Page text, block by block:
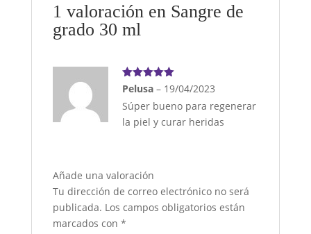
1 valoración en Sangre de
grado 30 ml
Valorado
con5de 5
Pelusa – 19/04/2023
Súper bueno para regenerar
la piel y curar heridas
Añade una valoración
Tu dirección de correo electrónico no será
publicada. Los campos obligatorios están
marcados con *